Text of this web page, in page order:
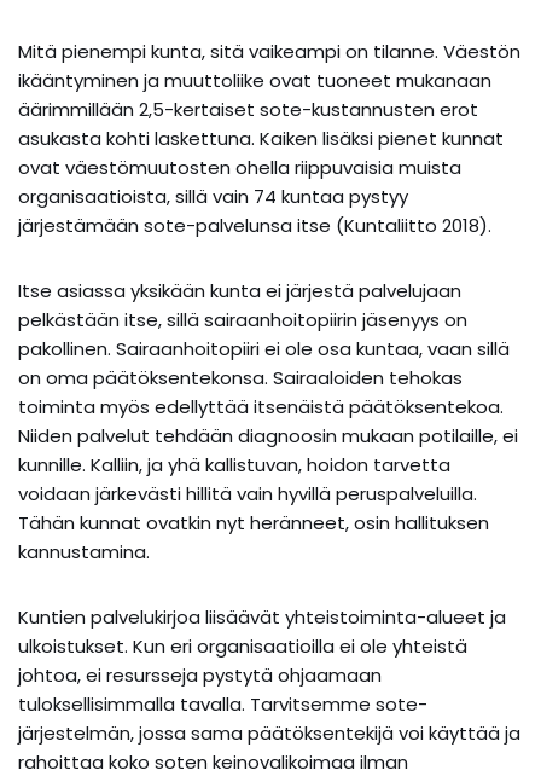
Mitä pienempi kunta, sitä vaikeampi on tilanne. Väestön
ikääntyminen ja muuttoliike ovat tuoneet mukanaan
äärimmillään 2,5-kertaiset sote-kustannusten erot
asukasta kohti laskettuna. Kaiken lisäksi pienet kunnat
ovat väestömuutosten ohella riippuvaisia muista
organisaatioista, sillä vain 74 kuntaa pystyy
järjestämään sote-palvelunsa itse (Kuntaliitto 2018).
Itse asiassa yksikään kunta ei järjestä palvelujaan
pelkästään itse, sillä sairaanhoitopiirin jäsenyys on
pakollinen. Sairaanhoitopiiri ei ole osa kuntaa, vaan sillä
on oma päätöksentekonsa. Sairaaloiden tehokas
toiminta myös edellyttää itsenäistä päätöksentekoa.
Niiden palvelut tehdään diagnoosin mukaan potilaille, ei
kunnille. Kalliin, ja yhä kallistuvan, hoidon tarvetta
voidaan järkevästi hillitä vain hyvillä peruspalveluilla.
Tähän kunnat ovatkin nyt heränneet, osin hallituksen
kannustamina.
Kuntien palvelukirjoa liisäävät yhteistoiminta-alueet ja
ulkoistukset. Kun eri organisaatioilla ei ole yhteistä
johtoa, ei resursseja pystytä ohjaamaan
tuloksellisimmalla tavalla. Tarvitsemme sote-
järjestelmän, jossa sama päätöksentekijä voi käyttää ja
rahoittaa koko soten keinovalikoimaa ilman